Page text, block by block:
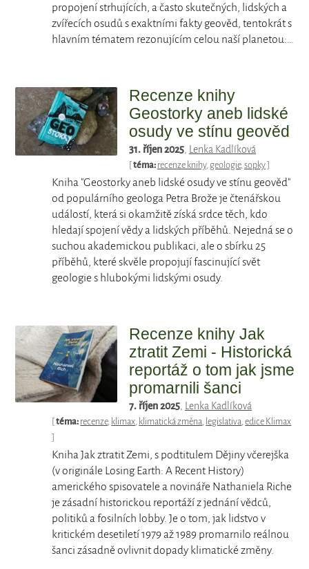
propojení strhujících, a často skutečných, lidských a
zvířecích osudů s exaktními fakty geověd, tentokrát s
hlavním tématem rezonujícím celou naší planetou:…
Recenze knihy
Geostorky aneb lidské
osudy ve stínu geověd
31. říjen 2025 Lenka Kadlíková
[téma: recenze knihy, geologie,sopky]
Kniha "Geostorky aneb lidské osudy ve stínu geověd"
od populárního geologa Petra Brože je čtenářskou
událostí, která si okamžitě získá srdce těch, kdo
hledají spojení vědy a lidských příběhů. Nejedná se o
suchou akademickou publikaci, ale o sbírku 25
příběhů, které skvěle propojují fascinující svět
geologie s hlubokými lidskými osudy.
Recenze knihy Jak
ztratit Zemi - Historická
reportáž o tom jak jsme
promarnili šanci
7. říjen 2025 Lenka Kadlíková
[téma: recenze, klimax, klimatická změna, legislativa,edice Klimax
]
Kniha Jak ztratit Zemi, s podtitulem Dějiny včerejška
(v originále Losing Earth: A Recent History)
amerického spisovatele a novináře Nathaniela Riche
je zásadní historickou reportáží z jednání vědců,
politiků a fosilních lobby. Je o tom, jak lidstvo v
kritickém desetiletí 1979 až 1989 promarnilo reálnou
šanci zásadně ovlivnit dopady klimatické změny.